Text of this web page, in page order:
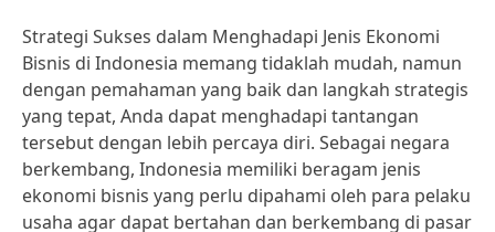
Strategi Sukses dalam Menghadapi Jenis Ekonomi
Bisnis di Indonesia memang tidaklah mudah, namun
dengan pemahaman yang baik dan langkah strategis
yang tepat, Anda dapat menghadapi tantangan
tersebut dengan lebih percaya diri. Sebagai negara
berkembang, Indonesia memiliki beragam jenis
ekonomi bisnis yang perlu dipahami oleh para pelaku
usaha agar dapat bertahan dan berkembang di pasar